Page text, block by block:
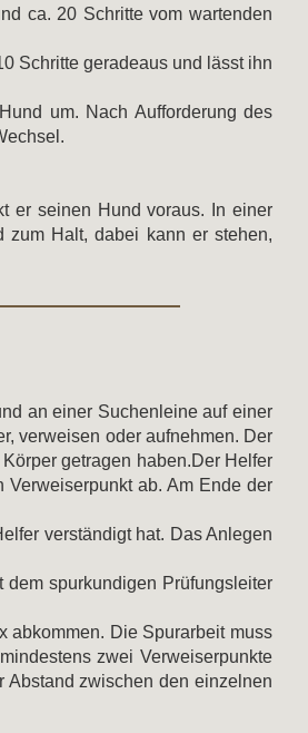
ca. 20 Schritte vom wartenden
Schritte geradeaus und lässt ihn
um. Nach Aufforderung des
er seinen Hund voraus. In einer
zum Halt, dabei kann er stehen,
an einer Suchenleine auf einer
verweisen oder aufnehmen. Der
getragen haben.Der Helfer
ab. Am Ende der
verständigt hat. Das Anlegen
spurkundigen Prüfungsleiter
abkommen. Die Spurarbeit muss
zwei Verweiserpunkte
Abstand zwischen den einzelnen